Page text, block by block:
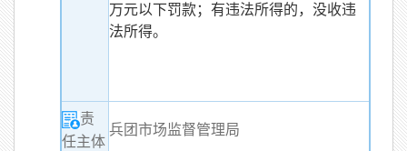
万元以下罚款；有违法所得的，没收违
法所得。
责
任主体
兵团市场监督管理局